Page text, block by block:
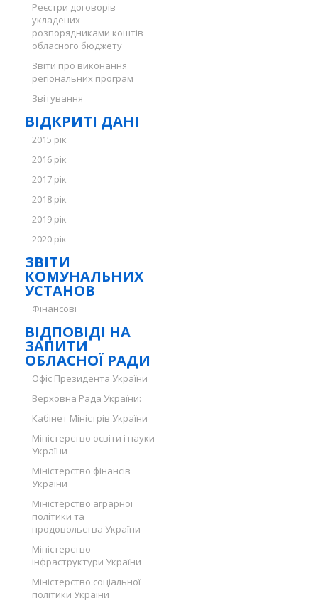
Реєстри договорів
укладених
розпорядниками коштів
обласного бюджету
Звіти про виконання
регіональних програм
Звітування
ВІДКРИТІ ДАНІ
2015 рік
2016 рік
2017 рік
2018 рік
2019 рік
2020 рік
ЗВІТИ
КОМУНАЛЬНИХ
УСТАНОВ
Фінансові
ВІДПОВІДІ НА
ЗАПИТИ
ОБЛАСНОЇ РАДИ
Офіс Президента України
Верховна Рада України:
Кабінет Міністрів України
Міністерство освіти і науки
України
Міністерство фінансів
України
Міністерство аграрної
політики та
продовольства України
Міністерство
інфраструктури України
Міністерство соціальної
політики України